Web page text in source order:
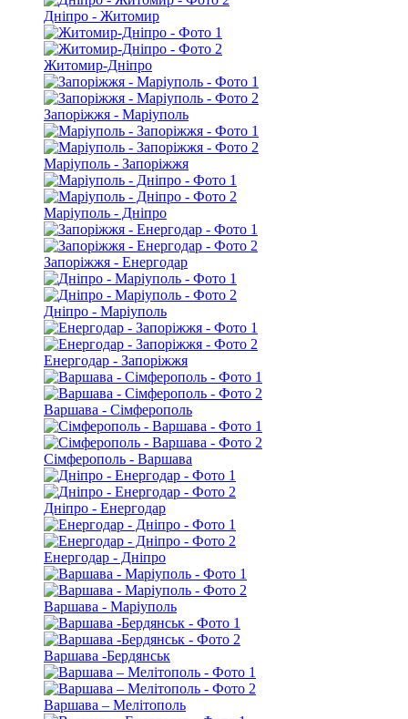
Дніпро - Житомир
Житомир-Дніпро
Запоріжжя - Маріуполь
Маріуполь - Запоріжжя
Маріуполь - Дніпро
Запоріжжя - Енергодар
Дніпро - Маріуполь
Енергодар - Запоріжжя
Варшава - Сімферополь
Сімферополь - Варшава
Дніпро - Енергодар
Енергодар - Дніпро
Варшава - Маріуполь
Варшава -Бердянськ
Варшава – Мелітополь